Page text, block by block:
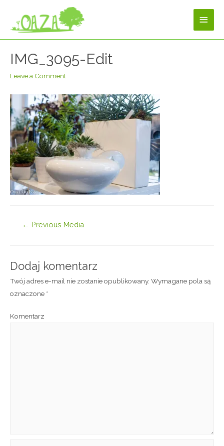
IMG_3095-Edit
Leave a Comment
← Previous Media
Dodaj komentarz
Twój adres e-mail nie zostanie opublikowany. Wymagane pola są
oznaczone *
Komentarz